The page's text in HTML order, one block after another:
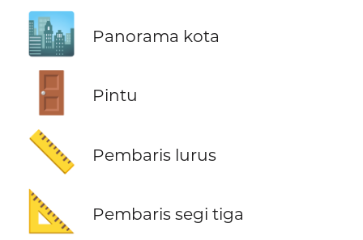
🏙️ Panorama kota
🚪 Pintu
📏 Pembaris lurus
📐 Pembaris segi tiga